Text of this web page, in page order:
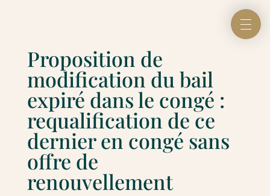
Proposition de
modification du bail
expiré dans le congé :
requalification de ce
dernier en congé sans
offre de
renouvellement